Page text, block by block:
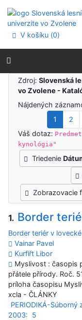
Prejsť na menu
Prehlásenie o
V košíku (0)
Výsledky
Zdroj:Slovenská
vo Zvolene -
Nájdených
1
2
Váš dotaz:
kynológia"
Triedenie
Zobrazovacie
1. Border
Border teriér v
Vainar Pavel
Kurfiřt Libor
Myslivost : časopis
přátele přírody. Roč.
príloha časopisu
xcla - ČLÁNKY
PERIODIKÁ-Súborný
2003:
5